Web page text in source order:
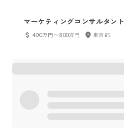
マーケティングコンサルタント
400万円〜800万円 東京都